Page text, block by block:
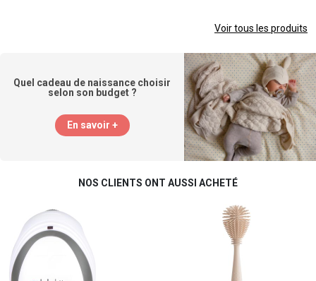
Voir tous les produits
Quel cadeau de naissance choisir
selon son budget ?
En savoir +
NOS CLIENTS ONT AUSSI ACHETÉ